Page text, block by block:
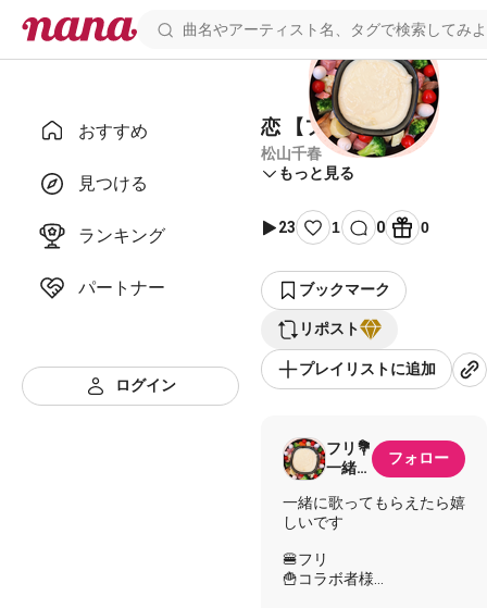
おすすめ
見つける
ランキング
パートナー
ログイン
恋 【フリコラ】
松山千春
もっと見る
23 1 0 0
ブックマーク
リポスト
プレイリストに追加
フリ💐
一緒に
くださ
い
フォロー
一緒に歌ってもらえたら嬉
しいです
🍔フリ
🍟コラボ者様